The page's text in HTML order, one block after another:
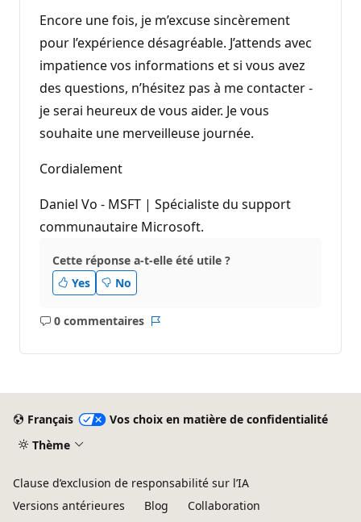
Encore une fois, je m’excuse sincèrement
pour l’expérience désagréable. J’attends avec
impatience vos informations et si vous avez
des questions, n’hésitez pas à me contacter -
je serai heureux de vous aider. Je vous
souhaite une merveilleuse journée.
Cordialement
Daniel Vo - MSFT | Spécialiste du support
communautaire Microsoft.
Cette réponse a-t-elle été utile ?
Yes
No
0 commentaires
Aucun
Français
Vos choix en matière de confidentialité
Thème
Clause d’exclusion de responsabilité sur l’IA
Versions antérieures
Blog
Collaboration